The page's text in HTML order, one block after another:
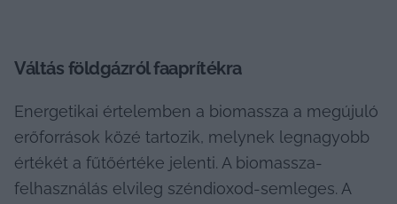
Váltás földgázról faaprítékra
Energetikai értelemben a biomassza a megújuló
erőforrások közé tartozik, melynek legnagyobb
értékét a fűtőértéke jelenti. A biomassza-
felhasználás elvileg széndioxod-semleges. A